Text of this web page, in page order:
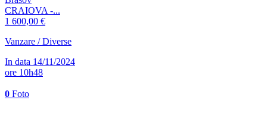
CRAIOVA -...
1 600,00 €
Vanzare / Diverse
In data 14/11/2024
ore 10h48
0 Foto